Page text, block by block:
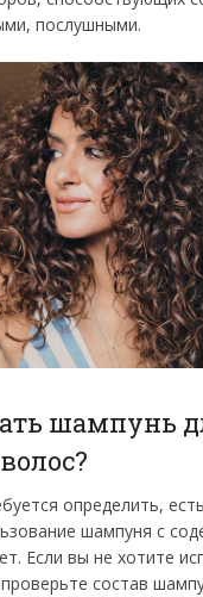
послушными.
шампунь
определить,
шампуня с
Если вы не хотите
состав